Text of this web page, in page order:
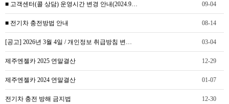
■ 고객센터(콜 상담) 운영시간 변경 안내(2024.9… 09-04
■ 전기차 충전방법 안내 08-14
[공고] 2026년 3월 4일 / 개인정보 취급방침 변… 03-04
제주엔젤카 2025 연말결산 12-29
제주엔젤카 2024 연말결산 01-07
전기차 충전 방해 금지법 12-30